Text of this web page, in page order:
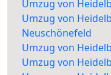
Umzug von
Umzug von
Neuschönefeld
Umzug von
Umzug von